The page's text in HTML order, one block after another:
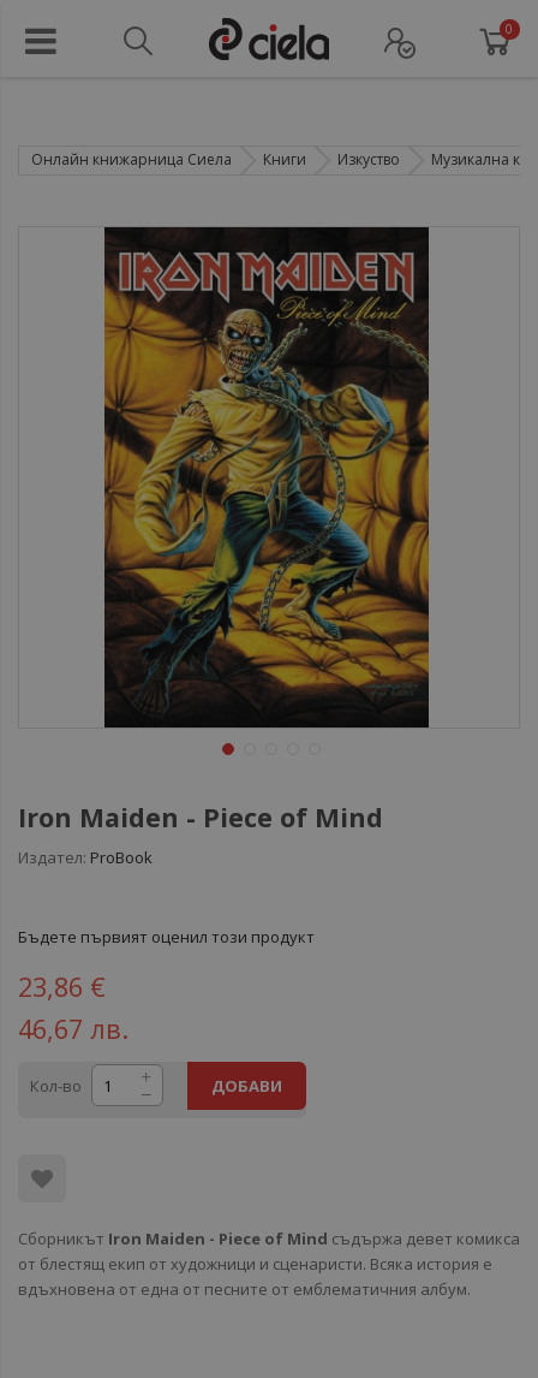
0
Онлайн книжарница Сиела Книги Изкуство Музикална
Iron Maiden - Piece of Mind
Издател: ProBook
Бъдете първият оценил този продукт
23,86 €
46,67 лв.
Кол-во ДОБАВИ
Сборникът Iron Maiden - Piece of Mind съдържа девет комикса
от блестящ екип от художници и сценаристи. Всяка история е
вдъхновена от една от песните от емблематичния албум.